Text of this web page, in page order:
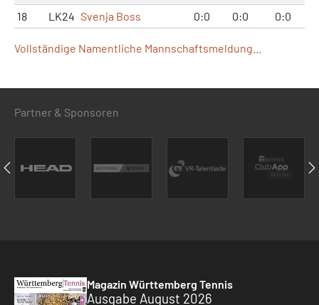
18 LK24 Svenja Boss 0:0 0:0 0:0
Vollständige Namentliche Mannschaftsmeldung...
Partner & Sponsoren
Magazin Württemberg Tennis
Ausgabe August 2026